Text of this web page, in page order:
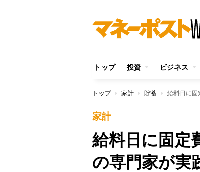
トップ 投資 ビジネス
トップ 家計 貯蓄 給料日に
家計
給料日に固
の専門家が実